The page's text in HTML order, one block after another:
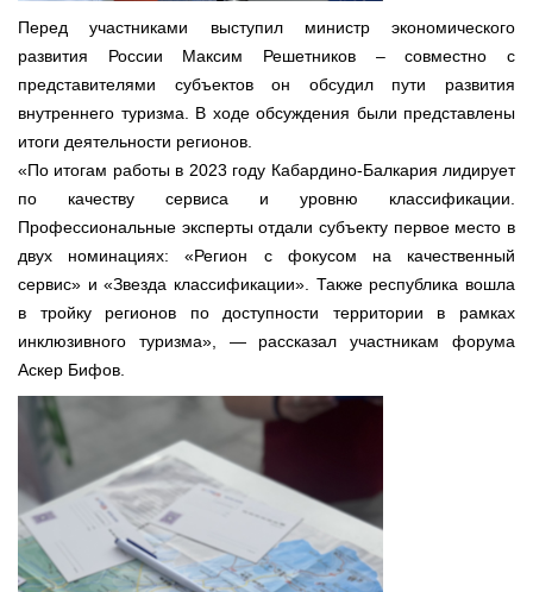
Перед участниками выступил министр экономического
развития России Максим Решетников – совместно с
представителями субъектов он обсудил пути развития
внутреннего туризма. В ходе обсуждения были представлены
итоги деятельности регионов.
«По итогам работы в 2023 году Кабардино-Балкария лидирует
по качеству сервиса и уровню классификации.
Профессиональные эксперты отдали субъекту первое место в
двух номинациях: «Регион с фокусом на качественный
сервис» и «Звезда классификации». Также республика вошла
в тройку регионов по доступности территории в рамках
инклюзивного туризма», — рассказал участникам форума
Аскер Бифов.